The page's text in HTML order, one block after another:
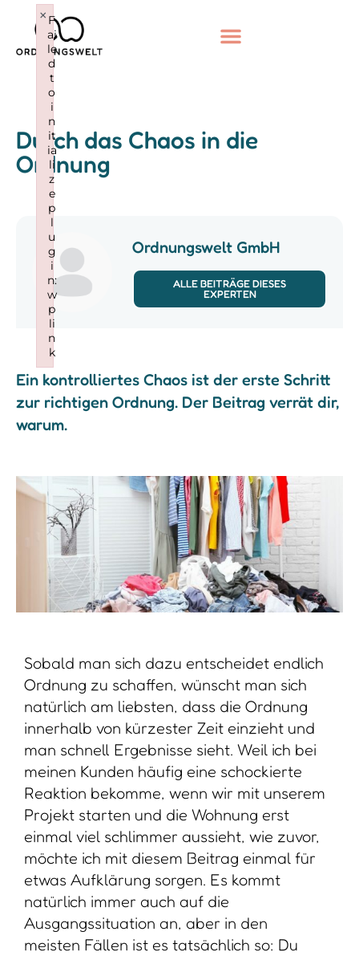
Durch das Chaos in die
Ordnung
Ordnungswelt GmbH
ALLE BEITRÄGE DIESES
EXPERTEN
Ein kontrolliertes Chaos ist der erste Schritt
zur richtigen Ordnung. Der Beitrag verrät dir,
warum.
Sobald man sich dazu entscheidet endlich
Ordnung zu schaffen, wünscht man sich
natürlich am liebsten, dass die Ordnung
innerhalb von kürzester Zeit einzieht und
man schnell Ergebnisse sieht. Weil ich bei
meinen Kunden häufig eine schockierte
Reaktion bekomme, wenn wir mit unserem
Projekt starten und die Wohnung erst
einmal viel schlimmer aussieht, wie zuvor,
möchte ich mit diesem Beitrag einmal für
etwas Aufklärung sorgen. Es kommt
natürlich immer auch auf die
Ausgangssituation an, aber in den
meisten Fällen ist es tatsächlich so: Du
F
ai
le
d
t
o
i
n
it
ia
li
z
e
p
l
u
g
i
n:
w
p
li
n
k
×
Failed to initialize plugin: wplink